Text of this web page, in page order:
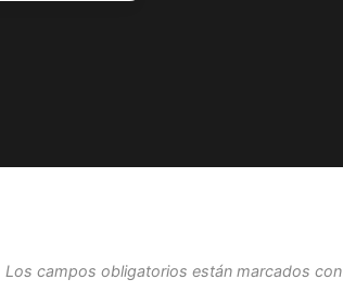
Los campos obligatorios están marcados con